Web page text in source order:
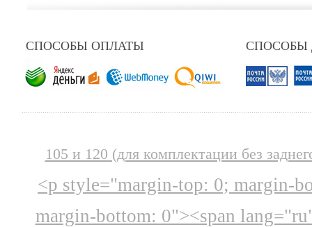
СПОСОБЫ ОПЛАТЫ СПОСОБЫ
105 и 120 (для комплектации без
<p style="margin-top: 0; margin-
margin-bottom: 0"><span